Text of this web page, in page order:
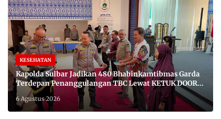
KESEHATAN
Kapolda Sulbar Jadikan 480 Bhabinkamtibmas Garda
Terdepan Penanggulangan TBC Lewat KETUK DOORS
di 650 Desa
6 Agustus 2026